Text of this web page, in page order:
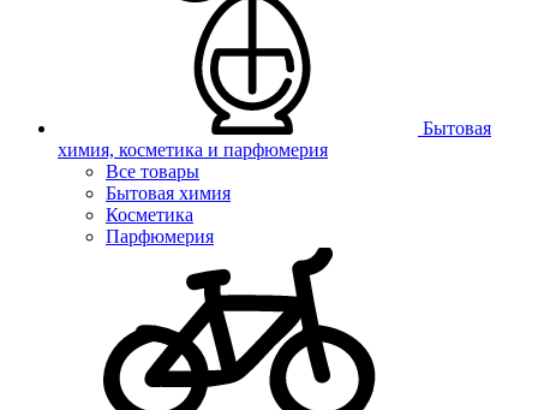
Бытовая
химия, косметика и парфюмерия
Все товары
Бытовая химия
Косметика
Парфюмерия